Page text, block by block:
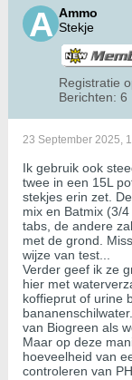
Ammo
Stekje
Registratie
Berichten: 6
23 September 2025,
Ik gebruik ook
twee in een 15L
stekjes erin zet.
mix en Batmix (3/
tabs, de andere
met de grond.
wijze van test...
Verder geef ik ze
hier met
koffieprut of urine
van Biogreen als
Maar op deze
hoeveelheid van
controleren van